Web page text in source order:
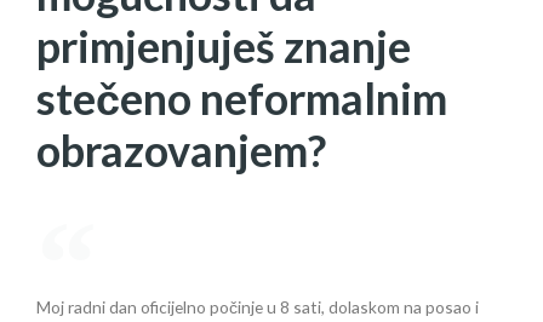
primjenjuješ znanje
stečeno neformalnim
obrazovanjem?
Moj radni dan oficijelno počinje u 8 sati, dolaskom na posao i